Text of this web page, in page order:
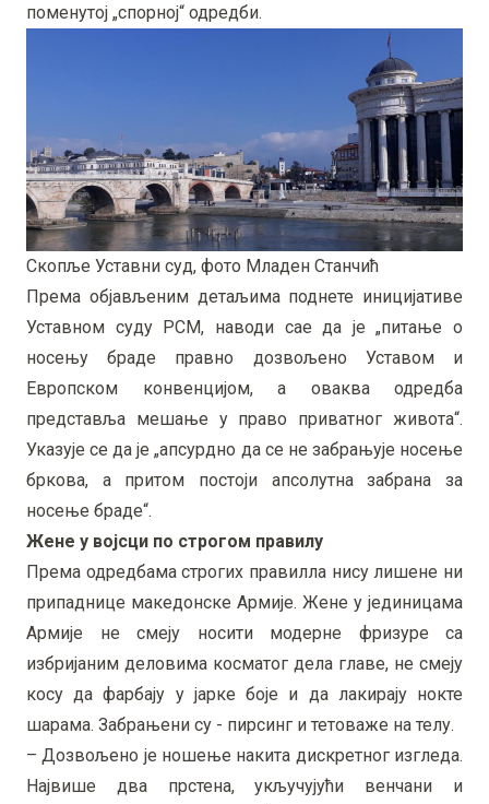
поменутој „спорној“ одредби.
Скопље Уставни суд, фото Младен Станчић
Према објављеним детаљима поднете иницијативе
Уставном суду РСМ, наводи сае да је „питање о
носењу браде правно дозвољено Уставом и
Европском конвенцијом, а оваква одредба
представља мешање у право приватног живота“.
Указује се да је „апсурдно да се не забрањује носење
бркова, а притом постоји апсолутна забрана за
носење браде“.
Жене у војсци по строгом правилу
Према одредбама строгих правилла нису лишене ни
припаднице македонске Армије. Жене у јединицама
Армије не смеју носити модерне фризуре са
избријаним деловима косматог дела главе, не смеју
косу да фарбају у јарке боје и да лакирају нокте
шарама. Забрањени су - пирсинг и тетоваже на телу.
– Дозвољено је ношење накита дискретног изгледа.
Највише два прстена, укључујући венчани и